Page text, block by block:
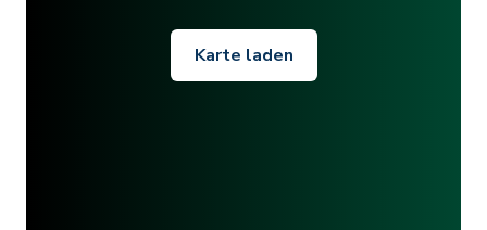
Karte laden